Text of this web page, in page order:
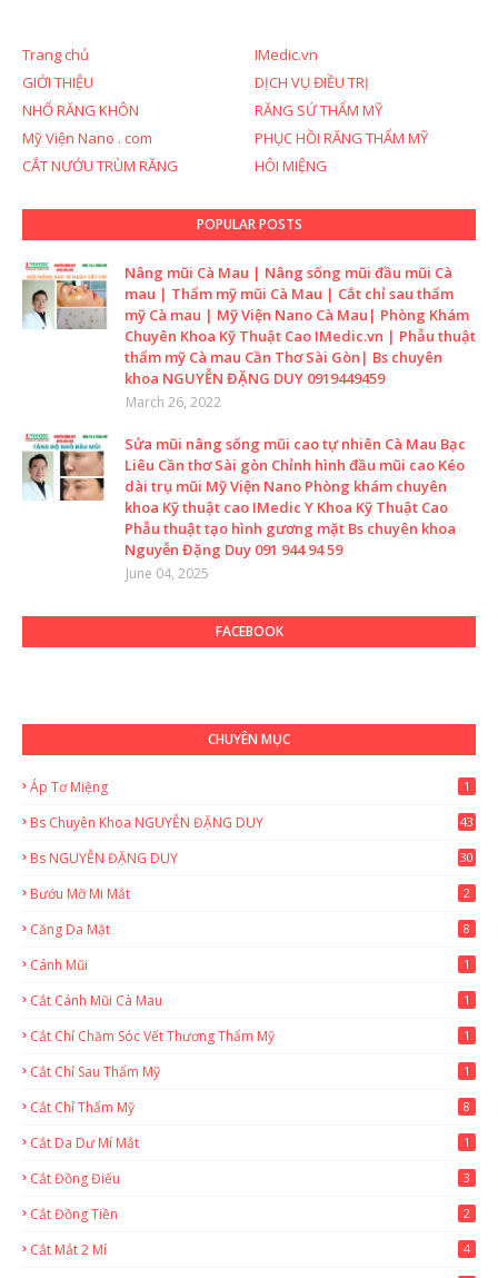
Trang chủ
IMedic.vn
GIỚI THIỆU
DỊCH VỤ ĐIỀU TRỊ
NHỔ RĂNG KHÔN
RĂNG SỨ THẨM MỸ
Mỹ Viện Nano . com
PHỤC HỒI RĂNG THẨM MỸ
CẮT NƯỚU TRÙM RĂNG
HÔI MIỆNG
POPULAR POSTS
Nâng mũi Cà Mau | Nâng sống mũi đầu mũi Cà
mau | Thẩm mỹ mũi Cà Mau | Cắt chỉ sau thẩm
mỹ Cà mau | Mỹ Viện Nano Cà Mau| Phòng Khám
Chuyên Khoa Kỹ Thuật Cao IMedic.vn | Phẫu thuật
thẩm mỹ Cà mau Cần Thơ Sài Gòn| Bs chuyên
khoa NGUYỄN ĐẶNG DUY 0919449459
March 26, 2022
Sửa mũi nâng sống mũi cao tự nhiên Cà Mau Bạc
Liêu Cần thơ Sài gòn Chỉnh hình đầu mũi cao Kéo
dài trụ mũi Mỹ Viện Nano Phòng khám chuyên
khoa Kỹ thuật cao IMedic Y Khoa Kỹ Thuật Cao
Phẫu thuật tạo hình gương mặt Bs chuyên khoa
Nguyễn Đặng Duy 091 944 94 59
June 04, 2025
FACEBOOK
CHUYÊN MỤC
Áp Tơ Miệng 1
Bs Chuyên Khoa NGUYỄN ĐẶNG DUY
43
Bs NGUYỄN ĐẶNG DUY 30
Bướu Mỡ Mi Mắt 2
Căng Da Mặt 8
Cánh Mũi 1
Cắt Cánh Mũi Cà Mau 1
Cắt Chỉ Chăm Sóc Vết Thương Thẩm Mỹ 1
Cắt Chỉ Sau Thẩm Mỹ 1
Cắt Chỉ Thẩm Mỹ 8
Cắt Da Dư Mí Mắt 1
Cắt Đồng Điếu 3
Cắt Đồng Tiền 2
Cắt Mắt 2 Mí 4